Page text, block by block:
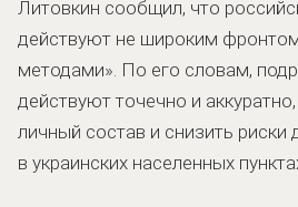
Литовкин сообщил, что
действуют не широким
методами». По его словам,
действуют точечно и
личный состав и снизить
в украинских населенных